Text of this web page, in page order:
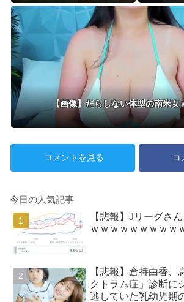
ー撮wwwwwwwアプガ鍛治島
彩、「週刊プレイボーイ」で美
スタイルを大解放！！！
【画像】だらしない体型の南米女
コメントを見る コ
今日の人気記事
【悲報】Jリーグさ
ｗｗｗｗｗｗｗｗｗ
【悲報】倉持由香、
クトラム症」診断に
逃していた乳幼児期